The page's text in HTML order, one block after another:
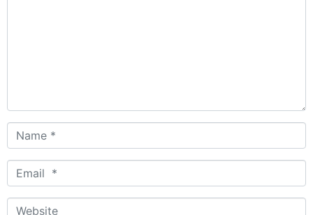
Name
*
Email
*
Website